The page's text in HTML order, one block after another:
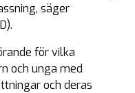
säger
för vilka
och unga med
och deras